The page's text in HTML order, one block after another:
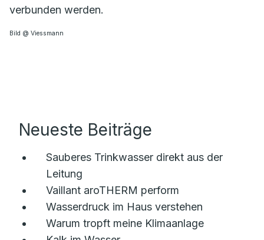
verbunden werden.
Bild @ Viessmann
Neueste Beiträge
Sauberes Trinkwasser direkt aus der
Leitung
Vaillant aroTHERM perform
Wasserdruck im Haus verstehen
Warum tropft meine Klimaanlage